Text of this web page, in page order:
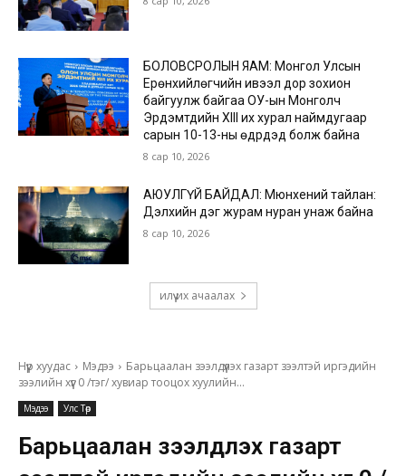
БОЛОВСРОЛЫН ЯАМ: Монгол Улсын
Ерөнхийлөгчийн ивээл дор зохион
байгуулж байгаа ОУ-ын Монголч
Эрдэмтдийн XIII их хурал наймдугаар
сарын 10-13-ны өдрүүдэд болж байна
8 сар 10, 2026
АЮУЛГҮЙ БАЙДАЛ: Мюнхений тайлан:
Дэлхийн дэг журам нуран унаж байна
8 сар 10, 2026
илүү их ачаалах